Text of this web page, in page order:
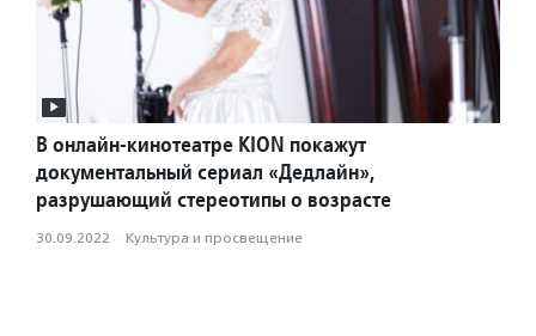
В онлайн-кинотеатре KION покажут
документальный сериал «Дедлайн»,
разрушающий стереотипы о возрасте
30.09.2022 · Культура и просвещение